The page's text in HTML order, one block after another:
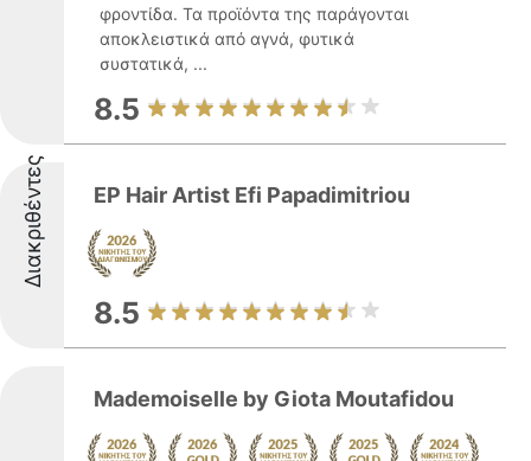
φροντίδα. Τα προϊόντα της παράγονται
αποκλειστικά από αγνά, φυτικά
συστατικά, ...
8.5
Διακριθέντες EP Hair Artist Efi Papadimitriou
8.5
Mademoiselle by Giota Moutafidou